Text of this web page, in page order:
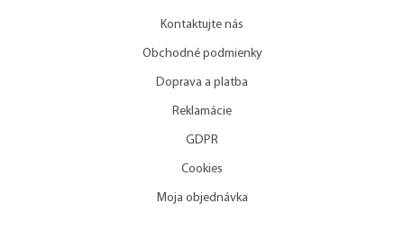
Kontaktujte nás
Obchodné podmienky
Doprava a platba
Reklamácie
GDPR
Cookies
Moja objednávka